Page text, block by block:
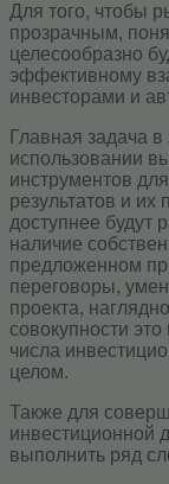
Для того, чтобы
прозрачным,
целесообразно
эффективному
инвесторами и
Главная задача в
использовании
инструментов
результатов и
доступнее будут
наличие
предложенном
переговоры,
проекта,
совокупности
числа
целом.
Также для
инвестиционной
выполнить ряд